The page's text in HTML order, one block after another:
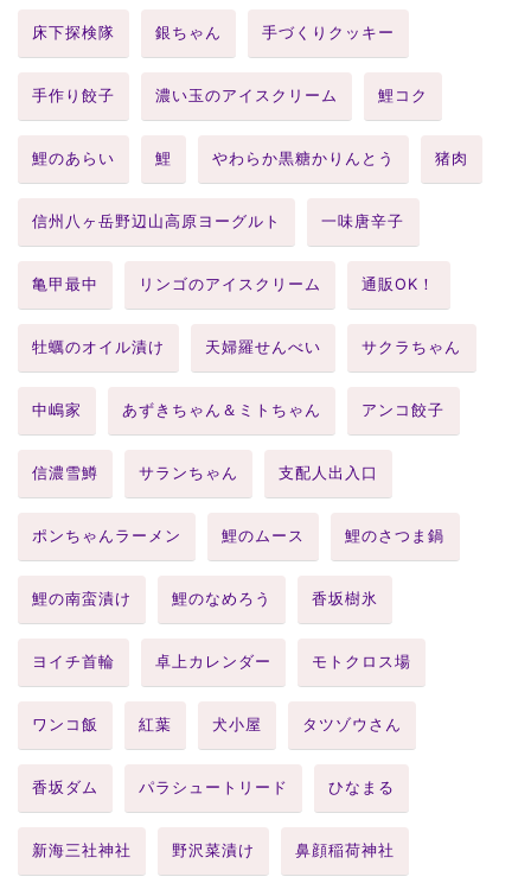
床下探検隊 銀ちゃん 手づくりクッキー
手作り餃子 濃い玉のアイスクリーム 鯉コク
鯉のあらい 鯉 やわらか黒糖かりんとう 猪肉
信州八ヶ岳野辺山高原ヨーグルト 一味唐辛子
亀甲最中 リンゴのアイスクリーム 通販OK！
牡蠣のオイル漬け 天婦羅せんべい サクラちゃん
中嶋家 あずきちゃん＆ミトちゃん アンコ餃子
信濃雪鱒 サランちゃん 支配人出入口
ポンちゃんラーメン 鯉のムース 鯉のさつま鍋
鯉の南蛮漬け 鯉のなめろう 香坂樹氷
ヨイチ首輪 卓上カレンダー モトクロス場
ワンコ飯 紅葉 犬小屋 タツゾウさん
香坂ダム パラシュートリード ひなまる
新海三社神社 野沢菜漬け 鼻顔稲荷神社